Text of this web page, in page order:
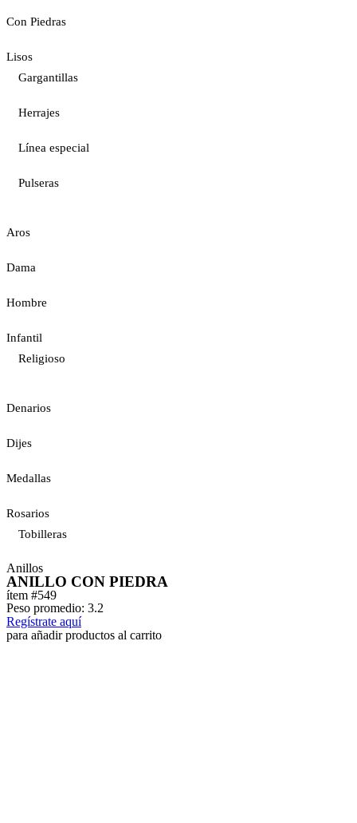
Con Piedras
Lisos
Gargantillas
Herrajes
Línea especial
Pulseras
Aros
Dama
Hombre
Infantil
Religioso
Denarios
Dijes
Medallas
Rosarios
Tobilleras
Anillos
ANILLO CON PIEDRA
ítem #549
Peso promedio: 3.2
Regístrate aquí
para añadir productos al carrito